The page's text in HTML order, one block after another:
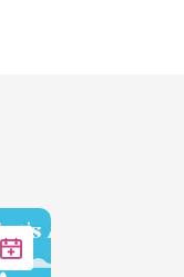
加入Google行事历